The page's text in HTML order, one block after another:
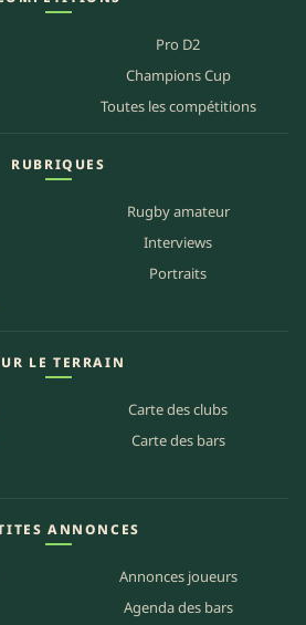
Pro D2
Champions Cup
Toutes les compétitions
RUBRIQUES
Rugby amateur
Interviews
Portraits
LE TERRAIN
Carte des clubs
Carte des bars
ANNONCES
Annonces joueurs
Agenda des bars